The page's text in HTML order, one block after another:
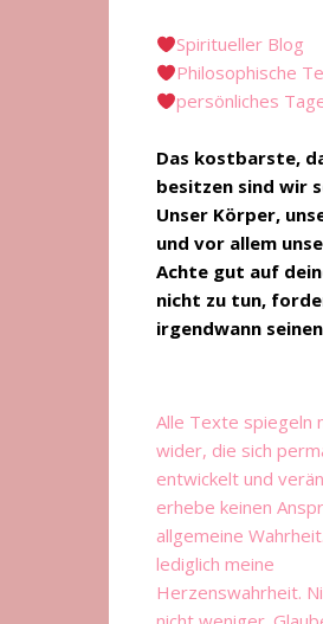
Spiritueller Blog
Philosophische
persönliches
Das kostbarste,
besitzen sind wir
Unser Körper,
und vor allem
Achte gut auf
nicht zu tun,
irgendwann
Alle Texte spiegeln
wider, die sich
entwickelt und
erhebe keinen
allgemeine
lediglich meine
Herzenswahrheit.